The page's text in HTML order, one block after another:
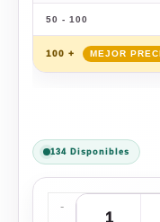
50 - 100
100 +
134 Disponibles
-